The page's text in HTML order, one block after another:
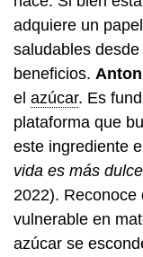
adquiere un
saludables
beneficios.
el azúcar. Es
plataforma que
este ingrediente
vida es más
2022).
vulnerable en
azúcar se